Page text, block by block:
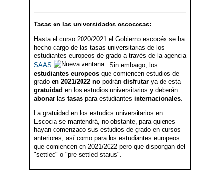
Tasas en las universidades escocesas:
Hasta el curso 2020/2021 el Gobierno escocés se ha
hecho cargo de las tasas universitarias de los
estudiantes europeos de grado a través de la agencia
SAAS
. Sin embargo, los
estudiantes europeos que comiencen estudios de
grado en 2021/2022 no podrán disfrutar ya de esta
gratuidad en los estudios universitarios y deberán
abonar las tasas para estudiantes internacionales
La gratuidad en los estudios universitarios en
Escocia se mantendrá, no obstante, para quienes
hayan comenzado sus estudios de grado en cursos
anteriores, así como para los estudiantes europeos
que comiencen en 2021/2022 pero que dispongan del
"settled" o "pre-settled status".